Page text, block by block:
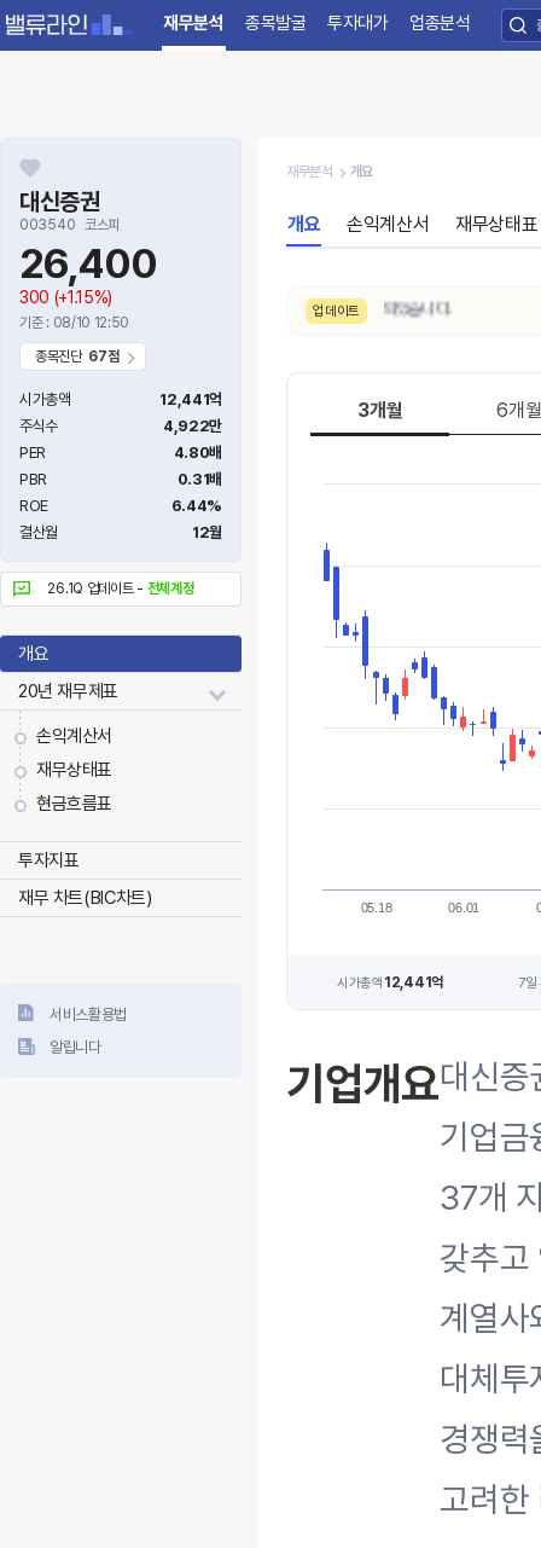
재무분석 종목발굴 투자대가 업종분석
대신증권
003540 코스피
26,400
300 (+1.15%)
기준 : 08/10 12:50
종목진단 67점
시가총액
12,441억
주식수
4,922만
PER
4.80배
PBR
0.31배
ROE
6.44%
결산월
12월
26.1Q 업데이트 - 전체계정
개요
20년 재무제표
손익계산서
재무상태표
현금흐름표
투자지표
재무 차트(BIC차트)
서비스활용법
알립니다
재무분석 개요
개요 손익계산서 재무상태표
업데이트
보통 → 약함 으로 변동되었습니다.
3개월 6개월
05.18 06.01
시가총액 12,441억 7일
기업개요대신증
기업금
37개
갖추고
계열사
대체투
경쟁력
고려한